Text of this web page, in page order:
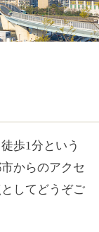
歩1分という
からのアクセ
してどうぞご